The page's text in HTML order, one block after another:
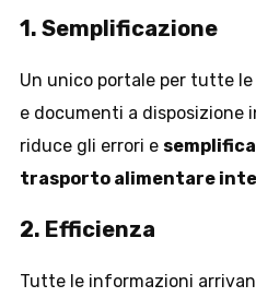
1. Semplificazione
Un unico portale per tutte
e documenti a disposizione
riduce gli errori e
trasporto alimentare
2. Efficienza
Tutte le informazioni